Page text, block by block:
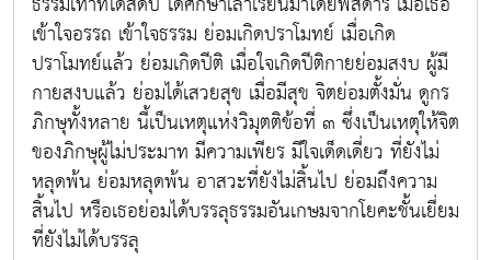
เข้าใจอรรถ เข้าใจธรรม ย่อมเกิดปราโมทย์ เมื่อเกิด
ปราโมทย์แล้ว ย่อมเกิดปีติ เมื่อใจเกิดปีติกายย่อมสงบ ผู้มี
กายสงบแล้ว ย่อมได้เสวยสุข เมื่อมีสุข จิตย่อมตั้งมั่น ดูกร
ภิกษุทั้งหลาย นี้เป็นเหตุแห่งวิมุตติข้อที่ ๓ ซึ่งเป็นเหตุให้จิต
ของภิกษุผู้ไม่ประมาท มีความเพียร มีใจเด็ดเดี่ยว ที่ยังไม่
หลุดพ้น ย่อมหลุดพ้น อาสวะที่ยังไม่สิ้นไป ย่อมถึงความ
สิ้นไป หรือเธอย่อมได้บรรลุธรรมอันเกษมจากโยคะชั้นเยี่ยม
ที่ยังไม่ได้บรรลุ